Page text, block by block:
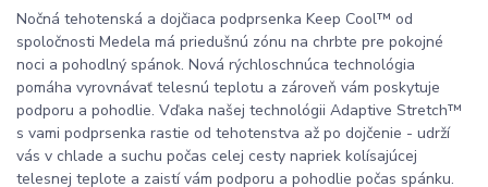
Nočná tehotenská a dojčiaca podprsenka Keep Cool™ od
spoločnosti Medela má priedušnú zónu na chrbte pre pokojné
noci a pohodlný spánok. Nová rýchloschnúca technológia
pomáha vyrovnávať telesnú teplotu a zároveň vám poskytuje
podporu a pohodlie. Vďaka našej technológii Adaptive Stretch™
s vami podprsenka rastie od tehotenstva až po dojčenie - udrží
vás v chlade a suchu počas celej cesty napriek kolísajúcej
telesnej teplote a zaistí vám podporu a pohodlie počas spánku.